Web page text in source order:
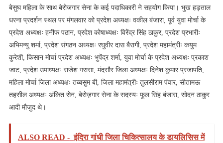
बेसुघ महिला के साथ बेरोजगार सेना के कई पदाधिकारी ने सहयोग किया। भुख हड़ताल
धरना प्रदर्शन स्थल पर मंगलवार को प्रदेश अध्यक्षः वकील बंजारा, पूर्व युवा मोर्चा के
प्रदेश अध्यक्षः हनीफ पठान, प्रदेश कोषाध्यक्षः विरेंद्र सिंह ठाकुर, प्रदेश प्रभारीः
अभिमन्यु शर्मा, प्रदेश संगठन अध्यक्षः रघुवीर दास बैरागी, प्रदेश महामंत्रीः कयुम
कुरेशी, किसान मोर्चा प्रदेश अध्यक्षः भुपेंद्र शर्मा, युवा मोर्चा के प्रदेश अध्यक्षः प्रकाश
जाट, प्रदेश उपाध्यक्षः राजेश गरासा, मंदसौर जिला अध्यक्षः दिनेश कुमार प्रजापति,
महिला मोर्चा जिला अध्यक्षः तब्बसुम बी, जिला महामंत्रीः तुलसीराम पंवार, सीतामऊ
तहसील अध्यक्षः अंकित सेन, बेरोज़गार सेना के सदस्यः फूल सिंह बंजारा, सोदन ठाकुर
आदी मौजुद थे।
ALSO READ - इंदिरा गांधी जिला चिकित्सालय के डायलिसिस में